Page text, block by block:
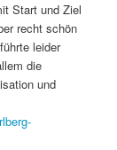
Start und Ziel
recht schön
leider
die
und